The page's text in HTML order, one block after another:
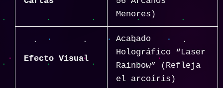
Menores)
Efecto Visual
Acabado
Holográfico “Laser
Rainbow” (Refleja
el arcoíris)